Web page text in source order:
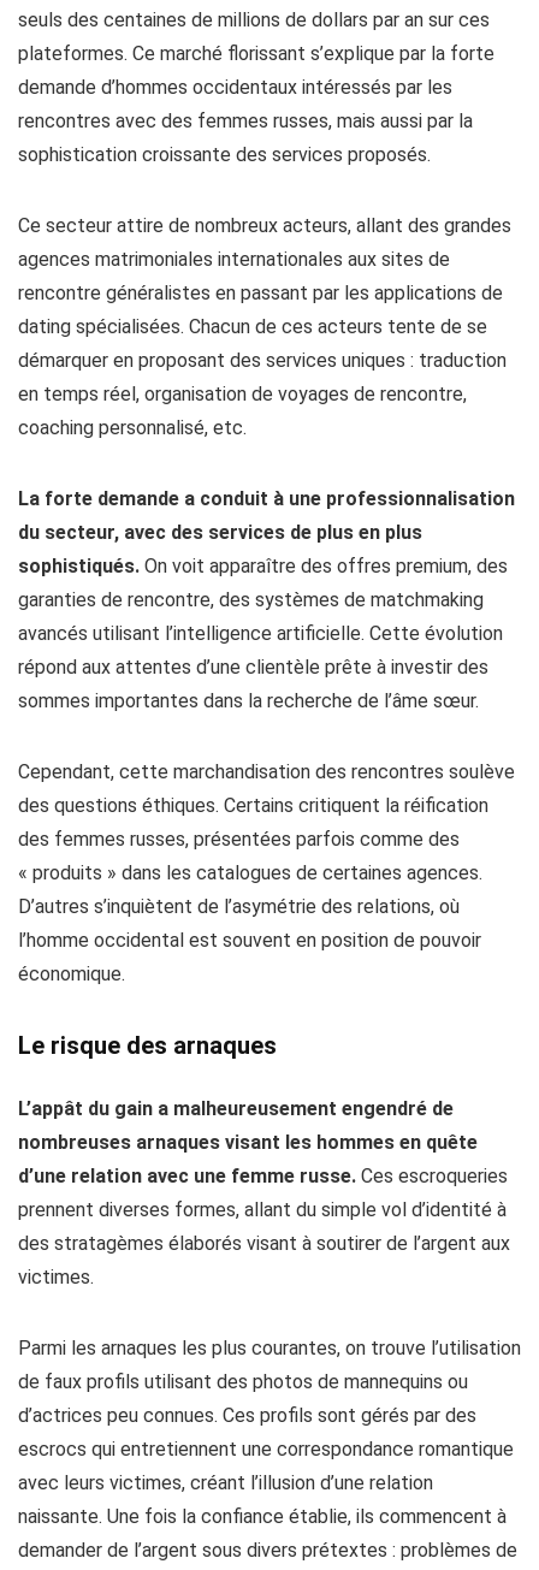
seuls des centaines de millions de dollars par an sur ces
plateformes. Ce marché florissant s’explique par la forte
demande d’hommes occidentaux intéressés par les
rencontres avec des femmes russes, mais aussi par la
sophistication croissante des services proposés.
Ce secteur attire de nombreux acteurs, allant des grandes
agences matrimoniales internationales aux sites de
rencontre généralistes en passant par les applications de
dating spécialisées. Chacun de ces acteurs tente de se
démarquer en proposant des services uniques : traduction
en temps réel, organisation de voyages de rencontre,
coaching personnalisé, etc.
La forte demande a conduit à une professionnalisation
du secteur, avec des services de plus en plus
sophistiqués. On voit apparaître des offres premium, des
garanties de rencontre, des systèmes de matchmaking
avancés utilisant l’intelligence artificielle. Cette évolution
répond aux attentes d’une clientèle prête à investir des
sommes importantes dans la recherche de l’âme sœur.
Cependant, cette marchandisation des rencontres soulève
des questions éthiques. Certains critiquent la réification
des femmes russes, présentées parfois comme des
« produits » dans les catalogues de certaines agences.
D’autres s’inquiètent de l’asymétrie des relations, où
l’homme occidental est souvent en position de pouvoir
économique.
Le risque des arnaques
L’appât du gain a malheureusement engendré de
nombreuses arnaques visant les hommes en quête
d’une relation avec une femme russe. Ces escroqueries
prennent diverses formes, allant du simple vol d’identité à
des stratagèmes élaborés visant à soutirer de l’argent aux
victimes.
Parmi les arnaques les plus courantes, on trouve l’utilisation
de faux profils utilisant des photos de mannequins ou
d’actrices peu connues. Ces profils sont gérés par des
escrocs qui entretiennent une correspondance romantique
avec leurs victimes, créant l’illusion d’une relation
naissante. Une fois la confiance établie, ils commencent à
demander de l’argent sous divers prétextes : problèmes de